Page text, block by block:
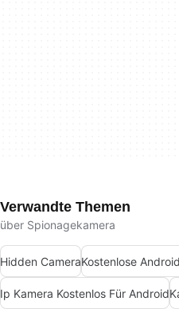
Verwandte Themen
über Spionagekamera
Hidden CameraKostenlose
Ip Kamera Kostenlos Für Android